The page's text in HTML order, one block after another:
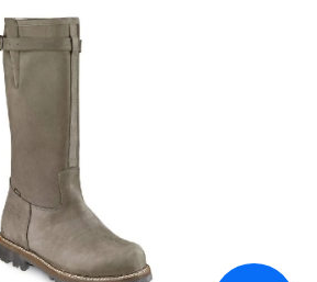
5,0
hviezdičiek.